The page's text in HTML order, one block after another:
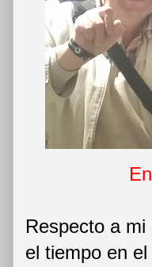
Respecto a
el tiempo en